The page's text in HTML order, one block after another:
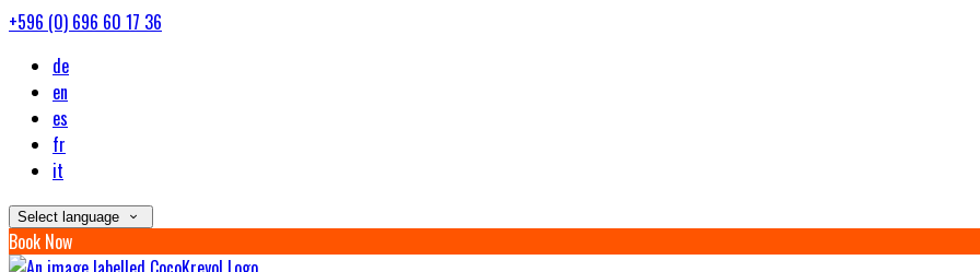
+596 (0) 696 60 17 36
de
en
es
fr
it
Select language
Book Now